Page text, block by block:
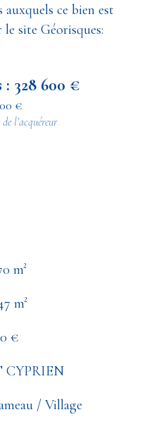
ce bien est
site Géorisques:
328 600 €
€
l’acquéreur
m²
m²
€
CYPRIEN
/ Village